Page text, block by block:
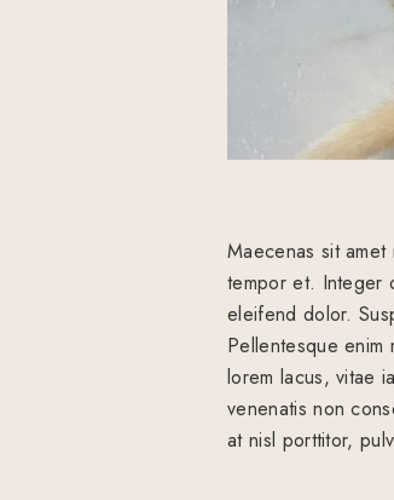
Maecenas sit
tempor et. Integer
eleifend dolor.
Pellentesque
lorem lacus, vitae
venenatis non
at nisl porttitor,